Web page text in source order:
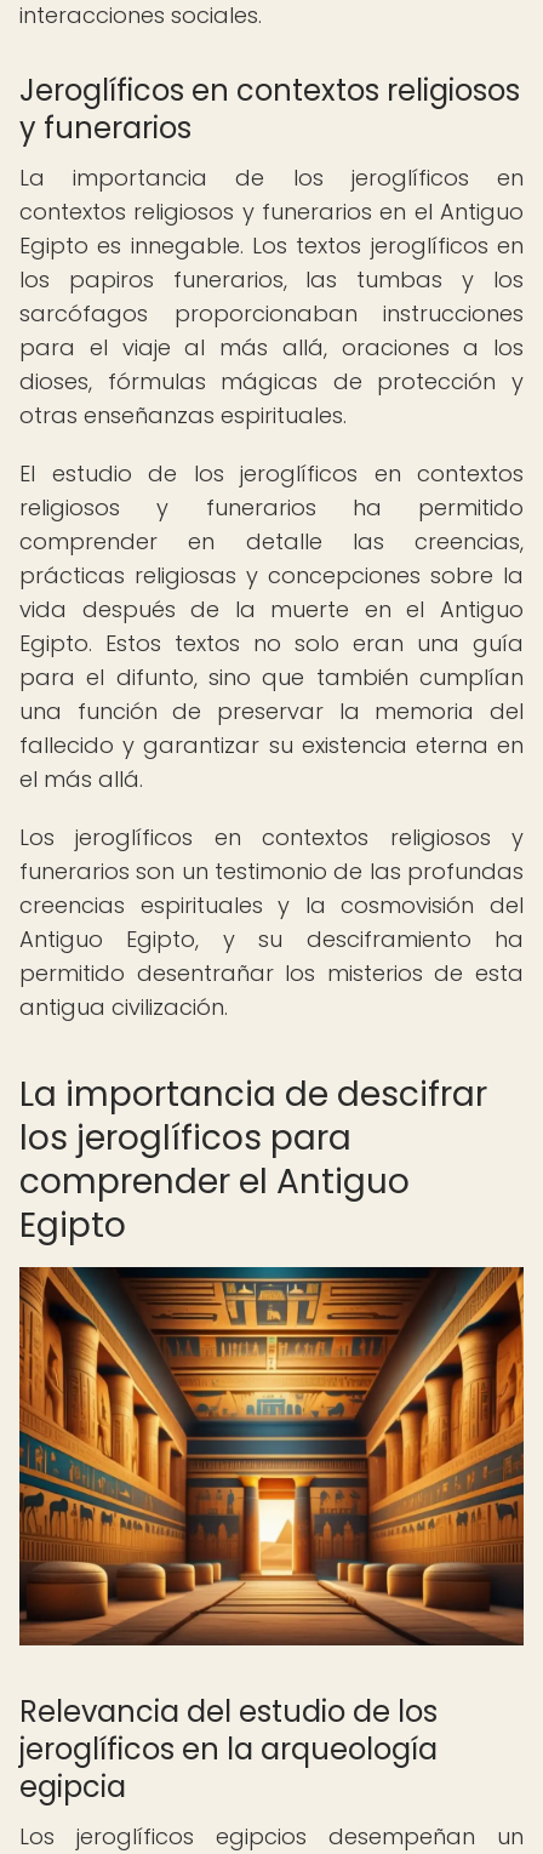
interacciones sociales.
Jeroglíficos en contextos religiosos
y funerarios
La importancia de los jeroglíficos en
contextos religiosos y funerarios en el Antiguo
Egipto es innegable. Los textos jeroglíficos en
los papiros funerarios, las tumbas y los
sarcófagos proporcionaban instrucciones
para el viaje al más allá, oraciones a los
dioses, fórmulas mágicas de protección y
otras enseñanzas espirituales.
El estudio de los jeroglíficos en contextos
religiosos y funerarios ha permitido
comprender en detalle las creencias,
prácticas religiosas y concepciones sobre la
vida después de la muerte en el Antiguo
Egipto. Estos textos no solo eran una guía
para el difunto, sino que también cumplían
una función de preservar la memoria del
fallecido y garantizar su existencia eterna en
el más allá.
Los jeroglíficos en contextos religiosos y
funerarios son un testimonio de las profundas
creencias espirituales y la cosmovisión del
Antiguo Egipto, y su desciframiento ha
permitido desentrañar los misterios de esta
antigua civilización.
La importancia de descifrar
los jeroglíficos para
comprender el Antiguo
Egipto
Relevancia del estudio de los
jeroglíficos en la arqueología
egipcia
Los jeroglíficos egipcios desempeñan un